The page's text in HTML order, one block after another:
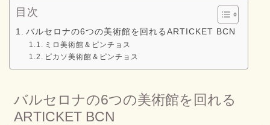
目次
バルセロナの6つの美術館を回れるARTICKET BCN
ミロ美術館＆ピンチョス
ピカソ美術館＆ピンチョス
バルセロナの6つの美術館を回れる
ARTICKET BCN